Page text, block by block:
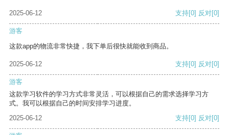
2025-06-12 支持[0] 反对[0]
游客
这款app的物流非常快捷，我下单后很快就能收到商品。
2025-06-12 支持[0] 反对[0]
游客
这款学习软件的学习方式非常灵活，可以根据自己的需求选择学习方
式。我可以根据自己的时间安排学习进度。
2025-06-12
支持[0] 反对[0]